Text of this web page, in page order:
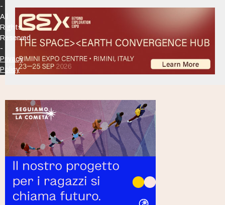
-
All
Rights
Reserved
-
Privacy
Policy